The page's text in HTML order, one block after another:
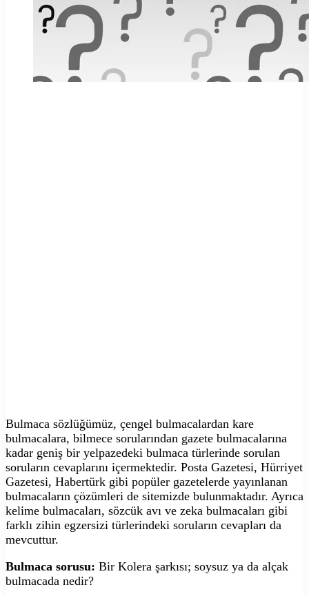
Bulmaca sözlüğümüz, çengel bulmacalardan kare
bulmacalara, bilmece sorularından gazete bulmacalarına
kadar geniş bir yelpazedeki bulmaca türlerinde sorulan
soruların cevaplarını içermektedir. Posta Gazetesi, Hürriyet
Gazetesi, Habertürk gibi popüler gazetelerde yayınlanan
bulmacaların çözümleri de sitemizde bulunmaktadır. Ayrıca
kelime bulmacaları, sözcük avı ve zeka bulmacaları gibi
farklı zihin egzersizi türlerindeki soruların cevapları da
mevcuttur.
Bulmaca sorusu: Bir Kolera şarkısı; soysuz ya da alçak
bulmacada nedir?